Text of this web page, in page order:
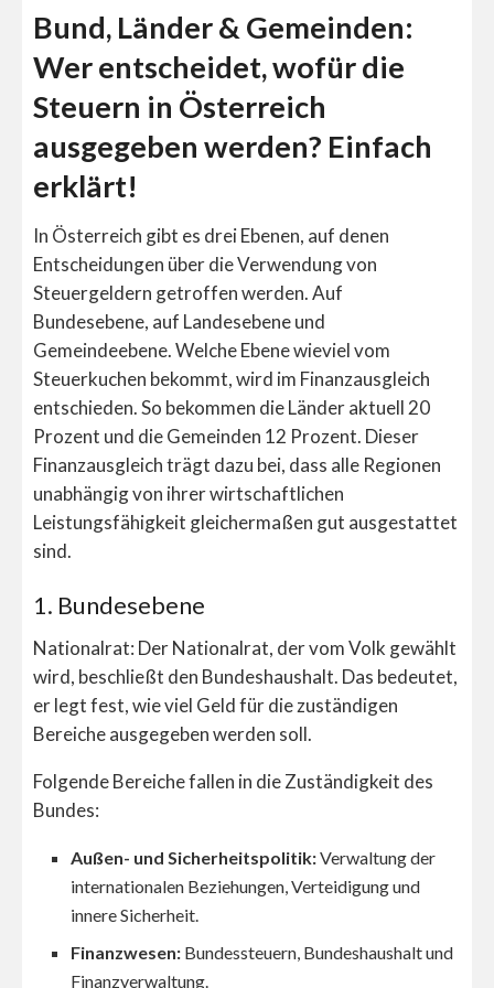
Bund, Länder & Gemeinden:
Wer entscheidet, wofür die
Steuern in Österreich
ausgegeben werden? Einfach
erklärt!
In Österreich gibt es drei Ebenen, auf denen
Entscheidungen über die Verwendung von
Steuergeldern getroffen werden. Auf
Bundesebene, auf Landesebene und
Gemeindeebene. Welche Ebene wieviel vom
Steuerkuchen bekommt, wird im Finanzausgleich
entschieden. So bekommen die Länder aktuell 20
Prozent und die Gemeinden 12 Prozent. Dieser
Finanzausgleich trägt dazu bei, dass alle Regionen
unabhängig von ihrer wirtschaftlichen
Leistungsfähigkeit gleichermaßen gut ausgestattet
sind.
1. Bundesebene
Nationalrat: Der Nationalrat, der vom Volk gewählt
wird, beschließt den Bundeshaushalt. Das bedeutet,
er legt fest, wie viel Geld für die zuständigen
Bereiche ausgegeben werden soll.
Folgende Bereiche fallen in die Zuständigkeit des
Bundes:
Außen- und Sicherheitspolitik:Verwaltung der
internationalen Beziehungen, Verteidigung und
innere Sicherheit.
Finanzwesen: Bundessteuern, Bundeshaushalt und
Finanzverwaltung.